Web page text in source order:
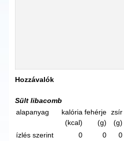
Hozzávalók
Sült libacomb
alapanyag
kalória
(kcal)
fehérje
(g)
zsír
(g)
ízlés szerint
0 0 0